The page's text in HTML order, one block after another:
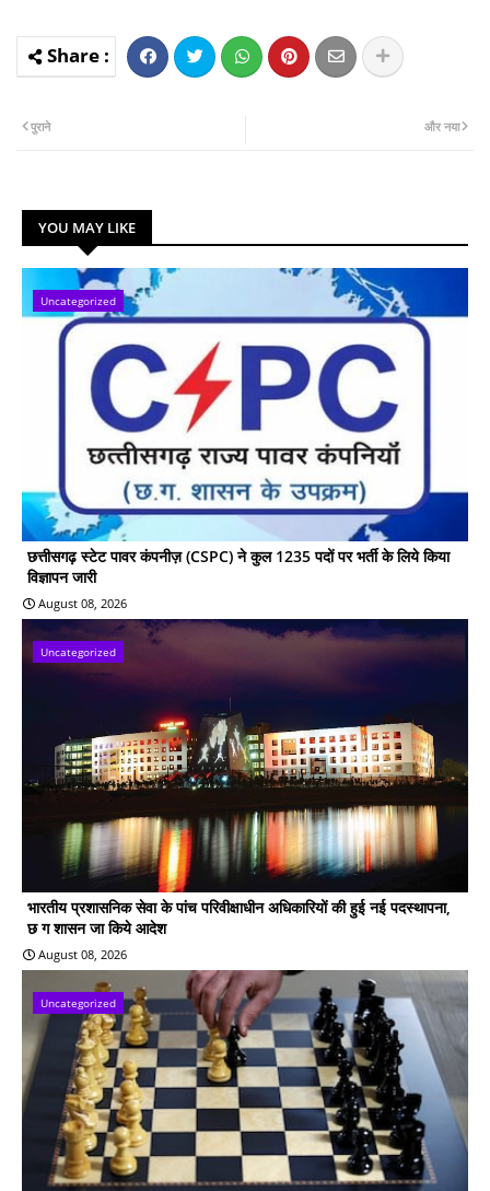
और नया
पुराने
YOU MAY LIKE
Uncategorized
छत्तीसगढ़ स्टेट पावर कंपनीज़ (CSPC) ने कुल 1235 पदों पर भर्ती के लिये किया
विज्ञापन जारी
August 08, 2026
Uncategorized
भारतीय प्रशासनिक सेवा के पांच परिवीक्षाधीन अधिकारियों की हुई नई पदस्थापना,
छ ग शासन जा किये आदेश
August 08, 2026
Uncategorized